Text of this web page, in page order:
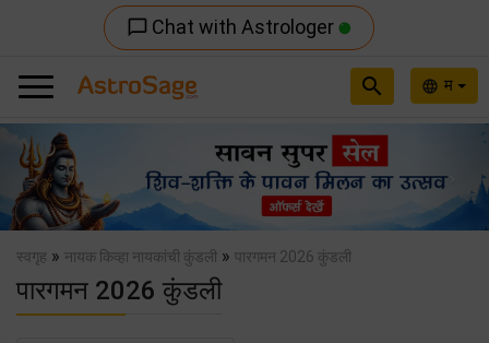
chat_bubble_outline Chat with Astrologer
language म
search
Previous
स्वगृह » नायक किव्हा नायकांची कुंडली » पारगमन 2026 कुंडली
पारगमन 2026 कुंडली